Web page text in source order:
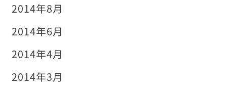
2014年8月
2014年6月
2014年4月
2014年3月